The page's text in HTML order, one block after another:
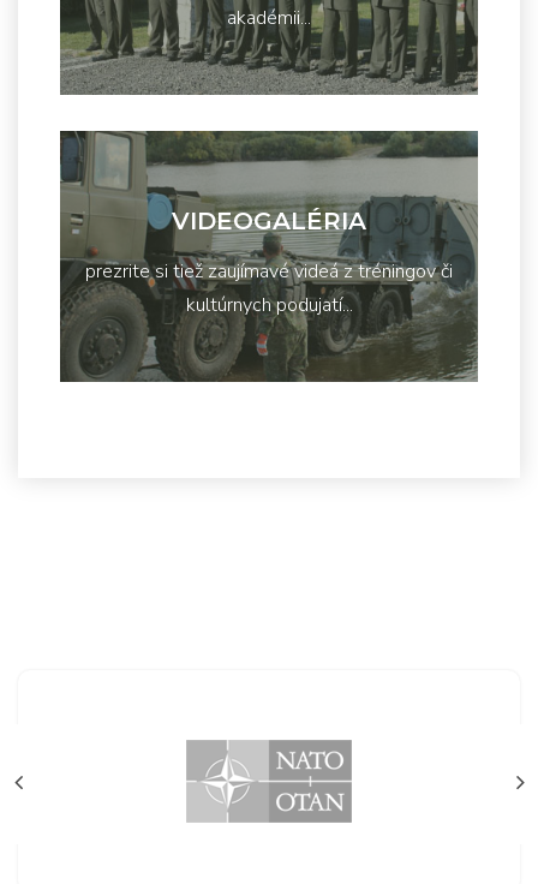
akadémii...
VIDEOGALÉRIA
prezrite si tiež zaujímavé videá z tréningov či
kultúrnych podujatí...